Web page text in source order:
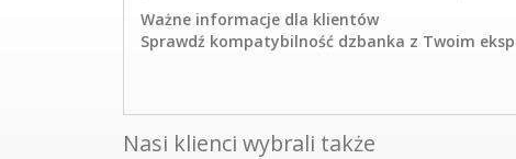
Ważne informacje dla klientów
Sprawdź kompatybilność dzbanka z Twoim
Nasi klienci wybrali także